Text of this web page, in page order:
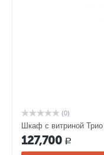
(0)
Шкаф с витриной
127,700 Р